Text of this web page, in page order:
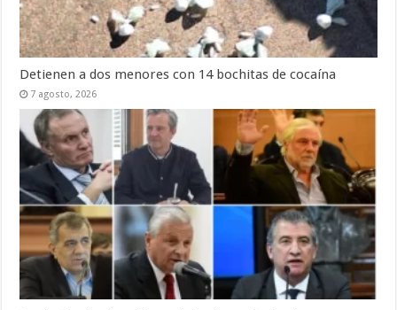
Detienen a dos menores con 14 bochitas de cocaína
7 agosto, 2026